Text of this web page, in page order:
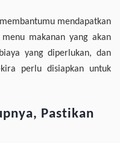
mendapatkan
makanan yang akan
yang diperlukan, dan
perlu disiapkan untuk
Pastikan